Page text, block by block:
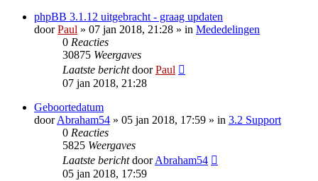
phpBB 3.1.12 uitgebracht - graag updaten
doorPaul » 07 jan 2018, 21:28 » in Mededelingen
0 Reacties
30875 Weergaves
Laatste berichtdoorPaul
07 jan 2018, 21:28
Geboortedatum
doorAbraham54 » 05 jan 2018, 17:59 » in 3.2 Support
0 Reacties
5825 Weergaves
Laatste berichtdoorAbraham54
05 jan 2018, 17:59